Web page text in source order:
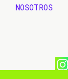
NOSOTROS